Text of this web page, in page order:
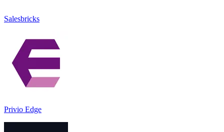
Salesbricks
Privio Edge